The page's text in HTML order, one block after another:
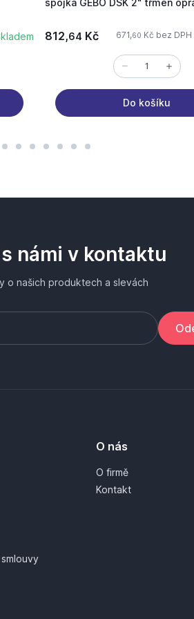
812,64 Kč 671,60 Kč bez DPH
Do košíku
námi v kontaktu
o našich produktech a slevách
O nás
O firmě
Kontakt